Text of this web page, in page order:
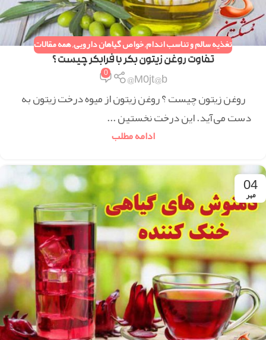
تغذیه سالم و تناسب اندام,خواص گیاهان دارویی,همه مقالات
تفاوت روغن زیتون بکر با فرابکر چیست ؟
M0jt@b@
0
روغن زیتون چیست ؟ روغن زیتون از میوه درخت زیتون به
دست می‌آید. این درخت نخستین ...
ادامه مطلب
04
مهر